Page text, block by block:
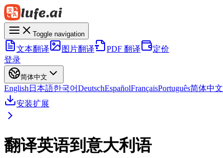
Toggle navigation
文本翻译 图片翻译 PDF 翻译
定价
登录
简体中文
English 日本語한국어DeutschEspañolFrançaisPortuguês简体中文
安装扩展
翻译英语到意大利语